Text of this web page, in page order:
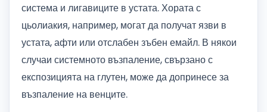
система и лигавиците в устата. Хората с
цьолиакия, например, могат да получат язви в
устата, афти или отслабен зъбен емайл. В някои
случаи системното възпаление, свързано с
експозицията на глутен, може да допринесе за
възпаление на венците.